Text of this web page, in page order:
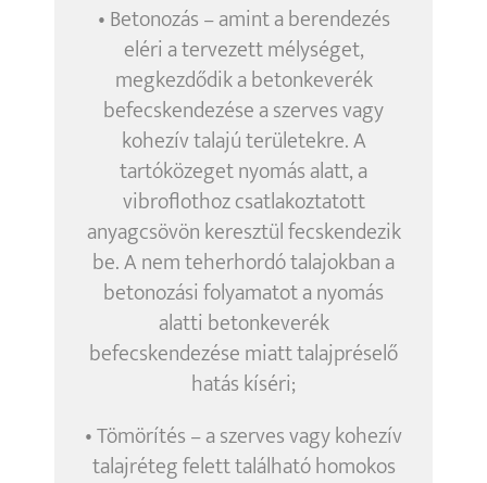
• Betonozás – amint a berendezés
eléri a tervezett mélységet,
megkezdődik a betonkeverék
befecskendezése a szerves vagy
kohezív talajú területekre. A
tartóközeget nyomás alatt, a
vibroflothoz csatlakoztatott
anyagcsövön keresztül fecskendezik
be. A nem teherhordó talajokban a
betonozási folyamatot a nyomás
alatti betonkeverék
befecskendezése miatt talajpréselő
hatás kíséri;
• Tömörítés – a szerves vagy kohezív
talajréteg felett található homokos